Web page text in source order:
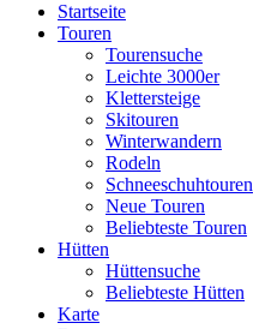
Startseite
Touren
Tourensuche
Leichte 3000er
Klettersteige
Skitouren
Winterwandern
Rodeln
Schneeschuhtouren
Neue Touren
Beliebteste Touren
Hütten
Hüttensuche
Beliebteste Hütten
Karte